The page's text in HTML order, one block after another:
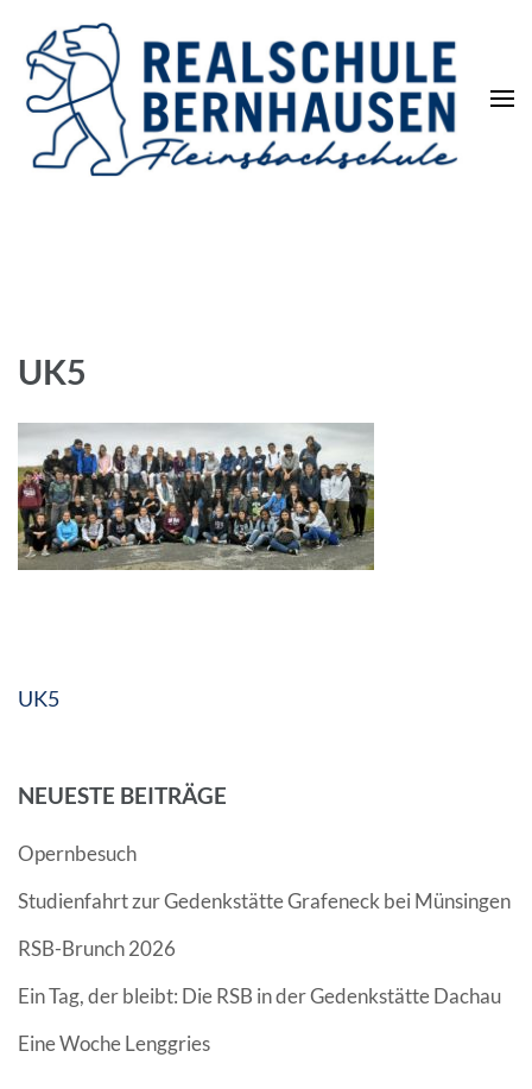
UK5
Beitragsnavigation
UK5
NEUESTE BEITRÄGE
Opernbesuch
Studienfahrt zur Gedenkstätte Grafeneck bei Münsingen
RSB-Brunch 2026
Ein Tag, der bleibt: Die RSB in der Gedenkstätte Dachau
Eine Woche Lenggries